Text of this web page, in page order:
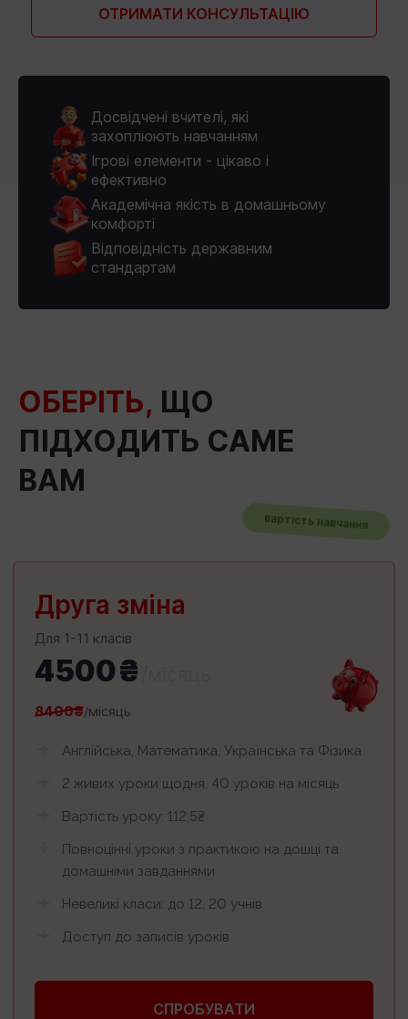
ОТРИМАТИ КОНСУЛЬТАЦІЮ
Досвідчені вчителі, які
захоплюють навчанням
Ігрові елементи - цікаво і
ефективно
Академічна якість в домашньому
комфорті
Відповідність державним
стандартам
ОБЕРІТЬ, ЩО
ПІДХОДИТЬ САМЕ
ВАМ
вартість навчання
Друга зміна
Для 1-11 класів
4500₴
8400₴/місяць
Англійська, Математика, Українська та Фізика
2 живих уроки щодня, 40 уроків на місяць
Вартість уроку: 112,5₴
Повноцінні уроки з практикою на дошці та
домашніми завданнями
Невеликі класи: до 12, 20 учнів
Доступ до записів уроків
СПРОБУВАТИ